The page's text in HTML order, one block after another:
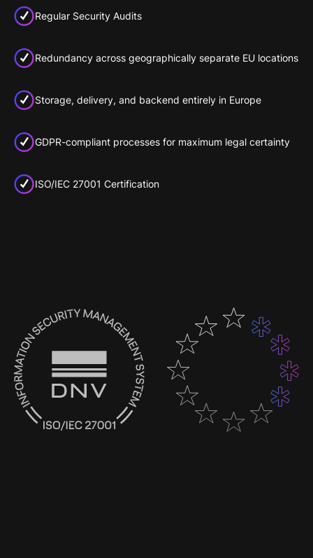
Regular Security Audits
Redundancy across geographically separate EU locations
Storage, delivery, and backend entirely in Europe
GDPR-compliant processes for maximum legal certainty
ISO/IEC 27001 Certification